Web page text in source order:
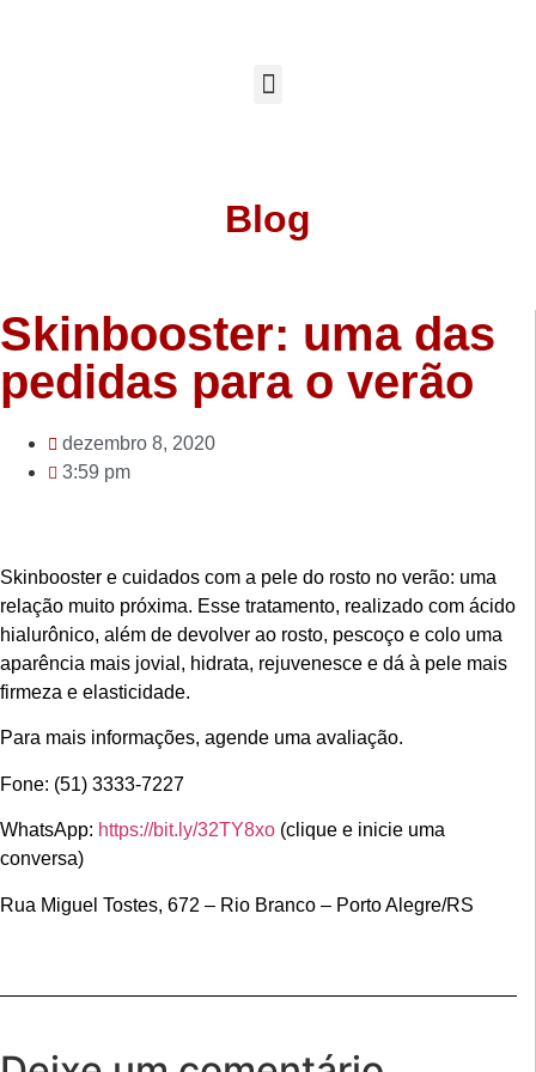
Blog
Skinbooster: uma das
pedidas para o verão
dezembro 8, 2020
3:59 pm
Skinbooster e cuidados com a pele do rosto no verão: uma
relação muito próxima. Esse tratamento, realizado com ácido
hialurônico, além de devolver ao rosto, pescoço e colo uma
aparência mais jovial, hidrata, rejuvenesce e dá à pele mais
firmeza e elasticidade.
Para mais informações, agende uma avaliação.
Fone: (51) 3333-7227
WhatsApp: https://bit.ly/32TY8xo (clique e inicie uma
conversa)
Rua Miguel Tostes, 672 – Rio Branco – Porto Alegre/RS